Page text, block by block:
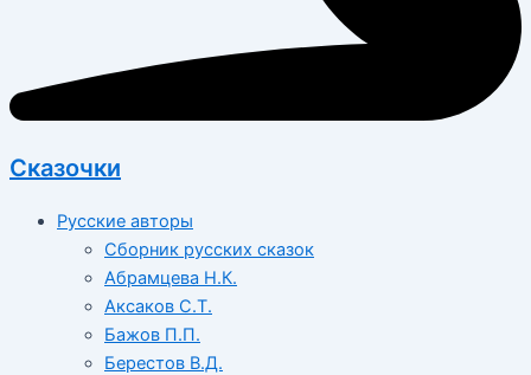
Сказочки
Русские авторы
Сборник русских сказок
Абрамцева Н.К.
Аксаков С.Т.
Бажов П.П.
Берестов В.Д.